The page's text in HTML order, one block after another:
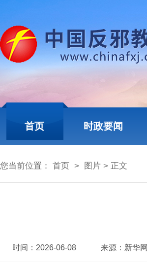
首页 时政要闻
您当前位置： 首页 > 图片 > 正文
时间： 2026-06-08 来源： 新华网